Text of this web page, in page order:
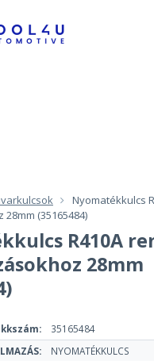
Nyomatékkulcs
(35165484)
R410A
28mm
35165484
NYOMATÉKKULCS